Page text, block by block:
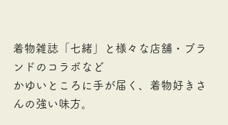
着物雑誌「七緒」と様々な店舗・ブラ
ンドのコラボなど
かゆいところに手が届く、着物好きさ
んの強い味方。